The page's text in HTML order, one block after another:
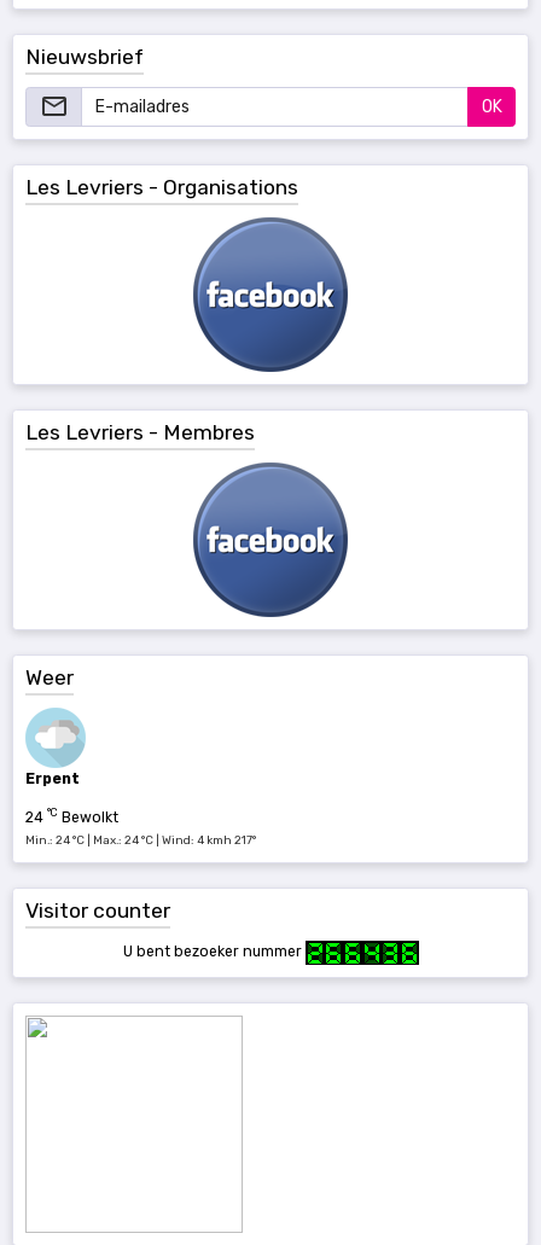
Nieuwsbrief
OK
Les Levriers - Organisations
Les Levriers - Membres
Weer
Erpent
24 °C Bewolkt
Min.: 24 °C | Max.: 24 °C | Wind: 4 kmh 217°
Visitor counter
U bent bezoeker nummer